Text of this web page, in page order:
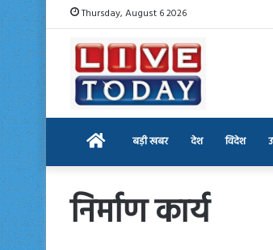
Thursday, August 6 2026
Home बड़ी खबर देश विदेश
निर्माण कार्य